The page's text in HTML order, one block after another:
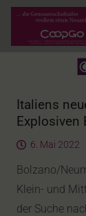
Italiens
Explosiven
6. Mai 2022
Bolzano/
Klein- und
der Suche